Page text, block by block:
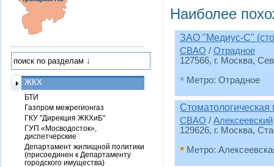
Наиболее
ЗАО "Медиус-С"
СВАО / Отрадное
127566, г. Москва,
• Метро: Отрадное
СВАО / Алексеевский
129626, г. Москва,
• Метро:
ЖКХ
БТИ
Газпром межрегионгаз
ГКУ "Дирекция ЖКХиБ"
ГУП «Мосводосток»,
диспетчерские
Департамент жилищной политики
(присоединен к Департаменту
городского имущества)